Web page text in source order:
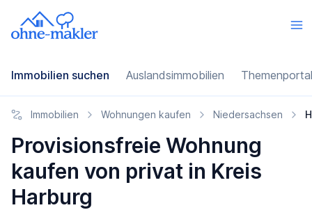
Immobilien suchen Auslandsimmobilien
Immobilien Wohnungen kaufen Niedersachsen
Provisionsfreie Wohnung
kaufen von privat in Kreis
Harburg